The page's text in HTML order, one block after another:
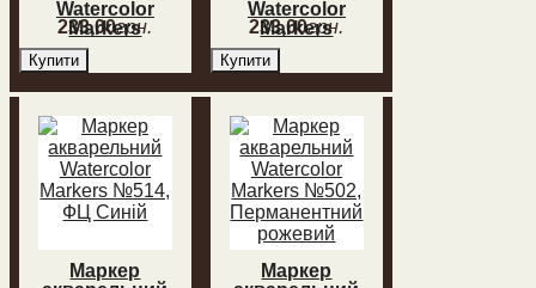
Watercolor
Markers
№521, ФЦ
Синьо-
233,00грн.
Купити
Watercolor
Markers
№515, ФЦ
Синьо-
233,00грн.
Купити
Маркер
Маркер